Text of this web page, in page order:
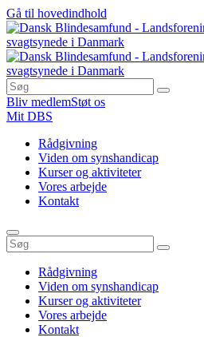
Gå til hovedindhold
Bliv medlemStøt os
Mit DBS
Rådgivning
Viden om synshandicap
Kurser og aktiviteter
Vores arbejde
Kontakt
Rådgivning
Viden om synshandicap
Kurser og aktiviteter
Vores arbejde
Kontakt